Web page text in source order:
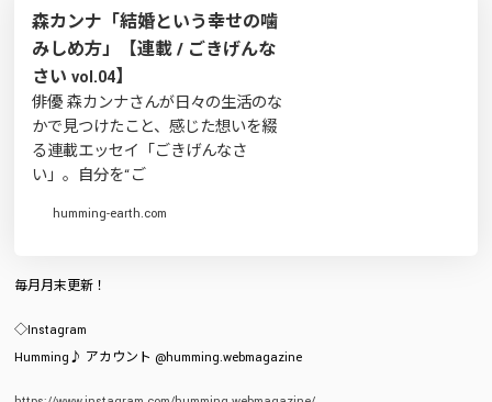
森カンナ「結婚という幸せの噛
みしめ方」【連載 / ごきげんな
さい vol.04】
俳優 森カンナさんが日々の生活のな
かで見つけたこと、感じた想いを綴
る連載エッセイ「ごきげんなさ
い」。自分を“ご
humming-earth.com
毎月月末更新！
◇Instagram
Humming♪ アカウント @humming.webmagazine